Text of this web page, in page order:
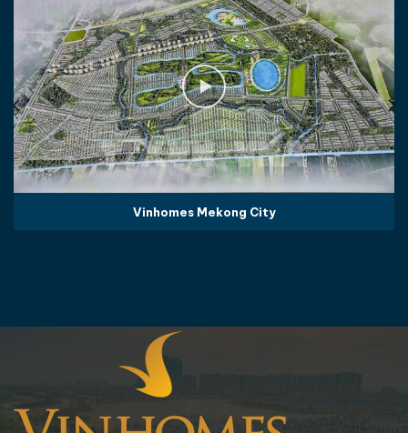
Vinhomes Mekong City